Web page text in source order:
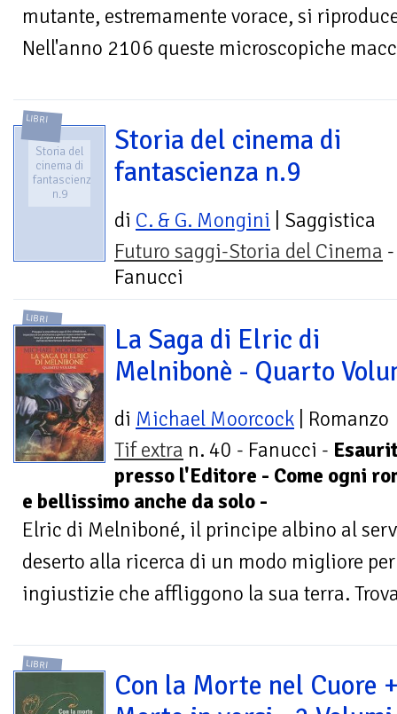
mutante, estremamente vorace, si
Nell'anno 2106 queste microscopiche
LIBRI
Storia del
cinema di
fantascienza
n.9
Storia del cinema di
fantascienza n.9
di C. & G. Mongini | Saggistica
Futuro saggi-Storia del Cinema -
Fanucci
LIBRI
La Saga di Elric di
Melnibonè - Quarto
di Michael Moorcock | Romanzo
Tif extra n. 40 - Fanucci -
presso l'Editore - Come ogni
e bellissimo anche da solo -
Elric di Melniboné, il principe albino al
deserto alla ricerca di un modo migliore
ingiustizie che affliggono la sua terra.
LIBRI
Con la Morte nel Cuore